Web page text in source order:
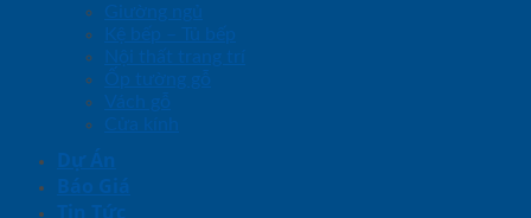
Giường ngủ
Kệ bếp – Tủ bếp
Nội thất trang trí
Ốp tường gỗ
Vách gỗ
Cửa kính
Dự Án
Báo Giá
Tin Tức